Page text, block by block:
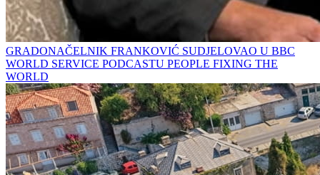
GRADONAČELNIK FRANKOVIĆ SUDJELOVAO U BBC
WORLD SERVICE PODCASTU PEOPLE FIXING THE
WORLD